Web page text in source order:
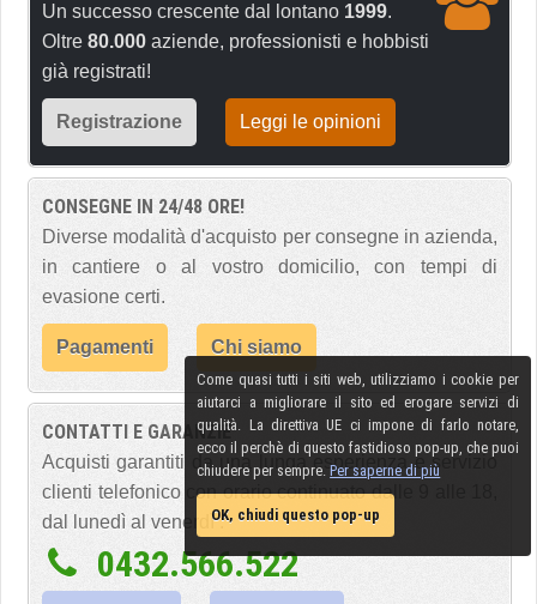
Come quasi tutti i siti web, utilizziamo i cookie per
aiutarci a migliorare il sito ed erogare servizi di
qualità. La direttiva UE ci impone di farlo notare,
ecco il perchè di questo fastidioso pop-up, che puoi
chiudere per sempre.Per saperne di più
OK, chiudi questo pop-up
Un successo crescente dal lontano 1999.
Oltre 80.000 aziende, professionisti e hobbisti
già registrati!
Registrazione Leggi le opinioni
CONSEGNE IN 24/48 ORE!
Diverse modalità d'acquisto per consegne in azienda,
in cantiere o al vostro domicilio, con tempi di
evasione certi.
Pagamenti Chi siamo
CONTATTI E GARANZIE
Acquisti garantiti da una lunga esperienza e servizio
clienti telefonico con orario continuato dalle 9 alle 18,
dal lunedì al venerdì :
0432.566.522